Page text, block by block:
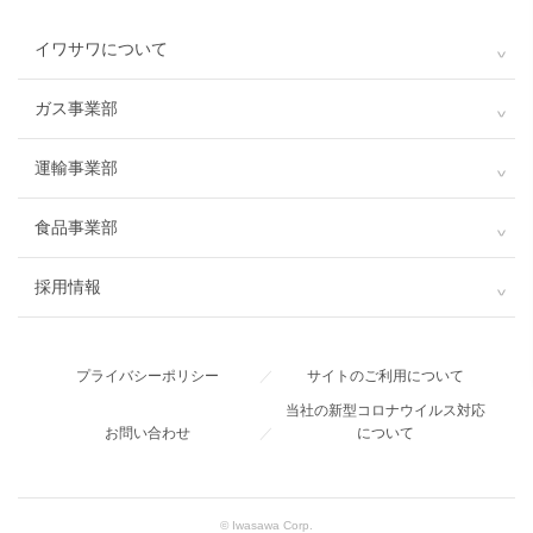
イワサワについて
ガス事業部
運輸事業部
食品事業部
採用情報
プライバシーポリシー ／ サイトのご利用について
お問い合わせ ／
当社の新型コロナウイルス対応
について
© Iwasawa Corp.